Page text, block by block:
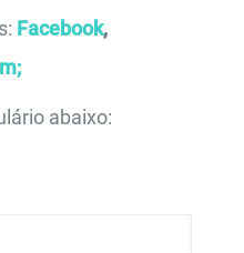
Facebook,
abaixo: